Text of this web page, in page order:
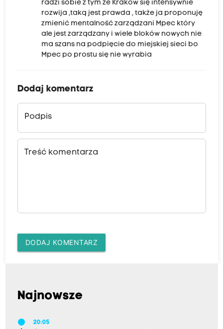
radzi sobie z tym że Kraków się intensywnie
rozwija ,taką jest prawda , także ja proponuję
zmienić mentalność zarządzani Mpec który
ale jest zarządzany i wiele bloków nowych nie
ma szans na podpięcie do miejskiej sieci bo
Mpec po prostu się nie wyrabia
Dodaj komentarz
Podpis
Treść komentarza
DODAJ KOMENTARZ
Najnowsze
20:05